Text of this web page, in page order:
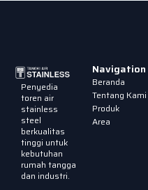
Penyedia
toren air
stainless
steel
berkualitas
tinggi untuk
kebutuhan
rumah tangga
dan industri.
Navigation
Beranda
Tentang Kami
Produk
Area